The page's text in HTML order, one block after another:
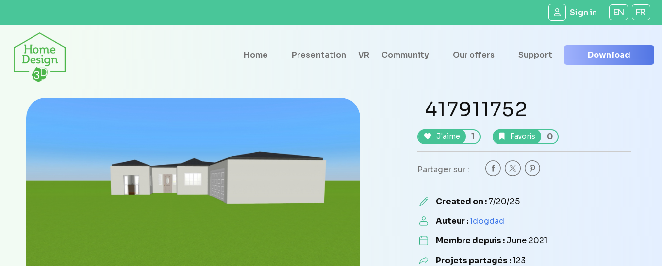
Sign in EN FR
Home Presentation VR Community Our offers Support Download
417911752
J'aime 1 Favoris 0
Partager sur :
Created on :7/20/25
Auteur :1dogdad
Membre depuis :June 2021
Projets partagés :123